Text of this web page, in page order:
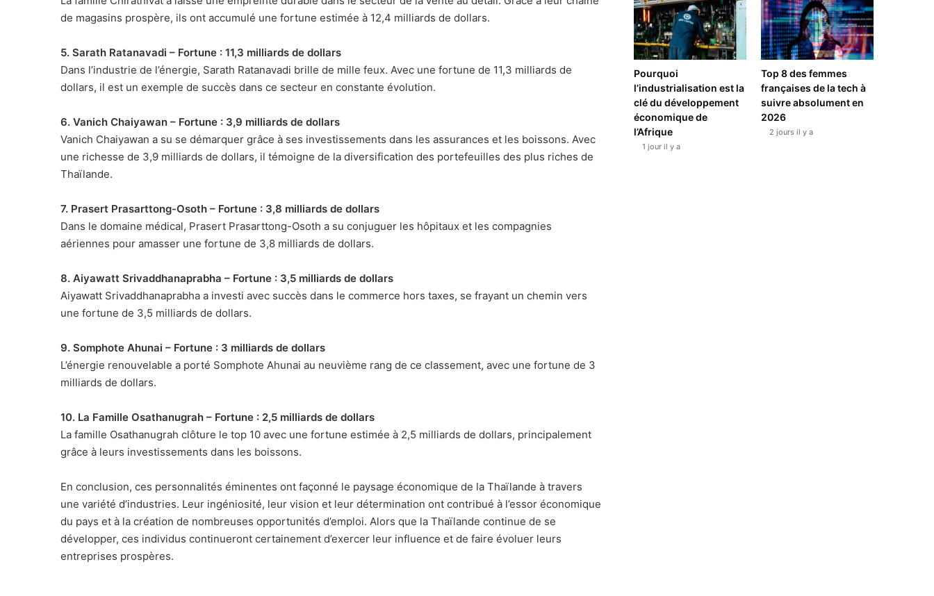
de magasins prospère, ils ont accumulé une fortune estimée à 12,4 milliards de dollars.
5. Sarath Ratanavadi – Fortune : 11,3 milliards de dollars
Dans l’industrie de l’énergie, Sarath Ratanavadi brille de mille feux. Avec une fortune de 11,3 milliards de
dollars, il est un exemple de succès dans ce secteur en constante évolution.
6. Vanich Chaiyawan – Fortune : 3,9 milliards de dollars
Vanich Chaiyawan a su se démarquer grâce à ses investissements dans les assurances et les boissons. Avec
une richesse de 3,9 milliards de dollars, il témoigne de la diversification des portefeuilles des plus riches de
Thaïlande.
7. Prasert Prasarttong-Osoth – Fortune : 3,8 milliards de dollars
Dans le domaine médical, Prasert Prasarttong-Osoth a su conjuguer les hôpitaux et les compagnies
aériennes pour amasser une fortune de 3,8 milliards de dollars.
8. Aiyawatt Srivaddhanaprabha – Fortune : 3,5 milliards de dollars
Aiyawatt Srivaddhanaprabha a investi avec succès dans le commerce hors taxes, se frayant un chemin vers
une fortune de 3,5 milliards de dollars.
9. Somphote Ahunai – Fortune : 3 milliards de dollars
L’énergie renouvelable a porté Somphote Ahunai au neuvième rang de ce classement, avec une fortune de 3
milliards de dollars.
10. La Famille Osathanugrah – Fortune : 2,5 milliards de dollars
La famille Osathanugrah clôture le top 10 avec une fortune estimée à 2,5 milliards de dollars, principalement
grâce à leurs investissements dans les boissons.
En conclusion, ces personnalités éminentes ont façonné le paysage économique de la Thaïlande à travers
une variété d’industries. Leur ingéniosité, leur vision et leur détermination ont contribué à l’essor économique
du pays et à la création de nombreuses opportunités d’emploi. Alors que la Thaïlande continue de se
développer, ces individus continueront certainement d’exercer leur influence et de faire évoluer leurs
entreprises prospères.
Pourquoi
l’industrialisation est la
clé du développement
économique de
l’Afrique
1 jour il y a
Top 8 des femmes
françaises de la tech à
suivre absolument en
2026
2 jours il y a